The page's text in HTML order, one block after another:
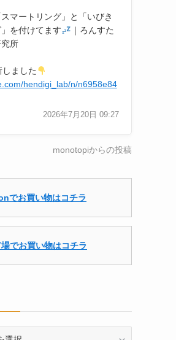
マートリング」と「いびき
を付けてます
｜ろんすた
所
ました
hendigi_lab/n/n6958e84
2026年7月20日 09:27
monotopiからの投稿
でお買い物はコチラ
でお買い物はコチラ